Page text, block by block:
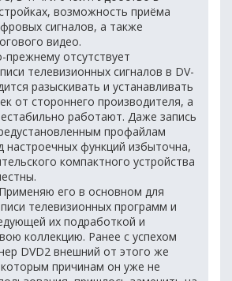
возможность приёма
сигналов, а также
видео.
прежнему отсутствует
телевизионных сигналов в DV-
разыскивать и устанавливать
от стороннего производителя, а
работают. Даже запись
профайлам
настроечных функций избыточна,
компактного устройства
Применяю его в основном для
телевизионных программ и
их подработкой и
коллекцию. Ранее с успехом
DVD2 внешний от этого же
причинам он уже не